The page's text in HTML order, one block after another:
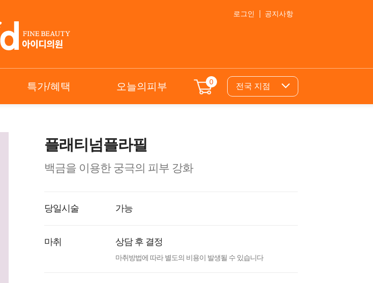
로그인 공지사항
특가/혜택 오늘의피부 0 전국 지점
플래티넘플라필
백금을 이용한 궁극의 피부 강화
당일시술 가능
마취 상담 후 결정
마취방법에 따라 별도의 비용이 발생될 수 있습니다